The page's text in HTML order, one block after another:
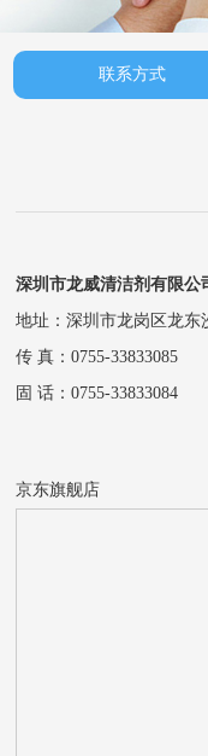
联系方式
深圳市龙威清洁剂有限公
地址：深圳市龙岗区龙东
传 真：0755-33833085
固 话：0755-33833084
京东旗舰店